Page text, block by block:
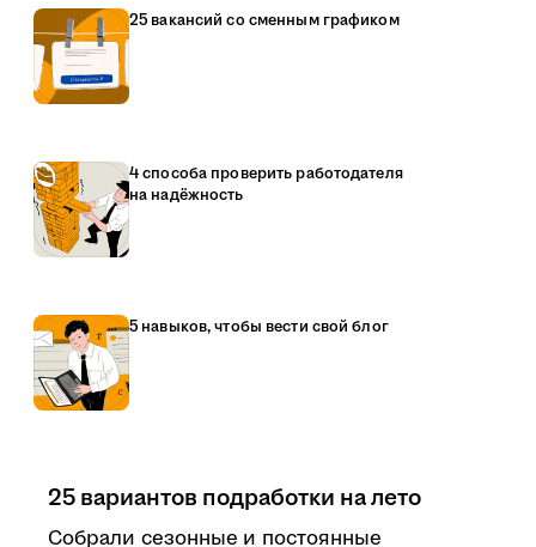
25 вакансий со сменным графиком
4 способа проверить работодателя
на надёжность
5 навыков, чтобы вести свой блог
25 вариантов подработки на лето
Собрали сезонные и постоянные